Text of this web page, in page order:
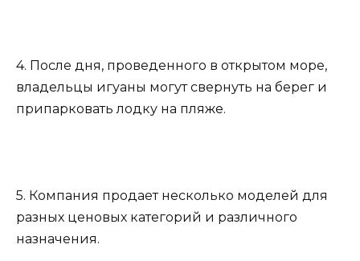
4. После дня, проведенного в открытом море,
владельцы игуаны могут свернуть на берег и
припарковать лодку на пляже.
5. Компания продает несколько моделей для
разных ценовых категорий и различного
назначения.